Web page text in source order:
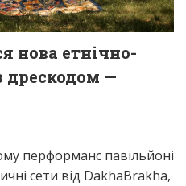
нова етнічно-
дрескодом —
перформанс павільйоні
сети від DakhaBrakha,